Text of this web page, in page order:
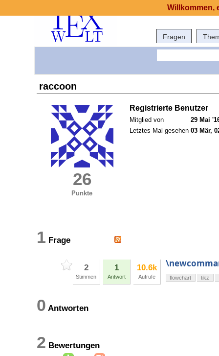
Fragen
raccoon
26
Punkte
Registrierte Benutzer
Mitglied von
29 Mai
Letztes Mal gesehen 03 Mär,
1 Frage
2
Stimmen
1
Antwort
10.6k
Aufrufe flowchart tikz
0 Antworten
2 Bewertungen
Willkommen,